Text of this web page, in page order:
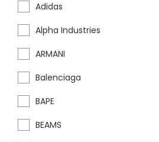
Adidas
Alpha Industries
ARMANI
Balenciaga
BAPE
BEAMS